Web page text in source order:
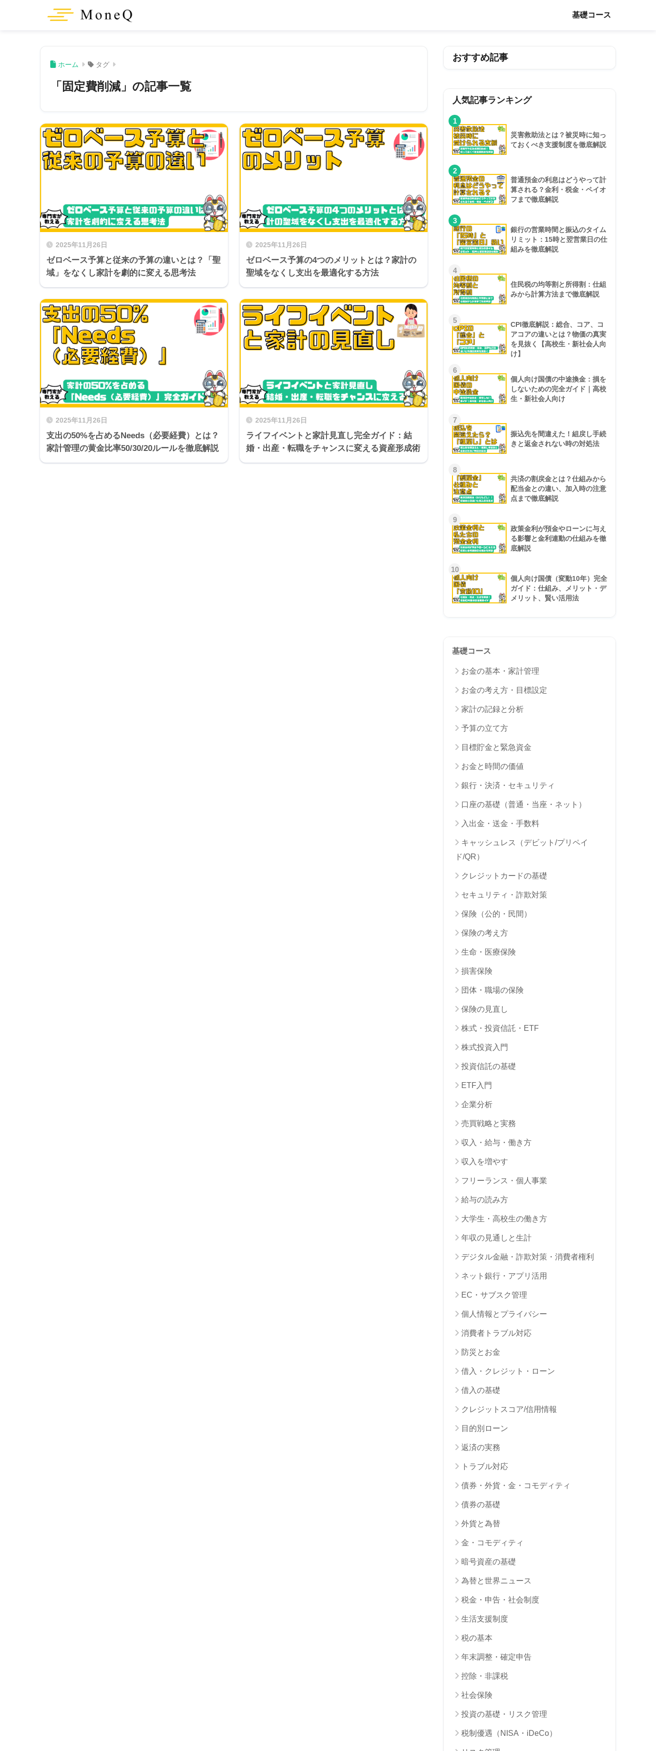
基礎コース
ホーム タグ
「固定費削減」の記事一覧
2025年11月26日
ゼロベース予算と従来の予算の違いとは？「聖
域」をなくし家計を劇的に変える思考法
2025年11月26日
ゼロベース予算の4つのメリットとは？家計の
聖域をなくし支出を最適化する方法
2025年11月26日
支出の50%を占めるNeeds（必要経費）とは？
家計管理の黄金比率50/30/20ルールを徹底解説
2025年11月26日
ライフイベントと家計見直し完全ガイド：結
婚・出産・転職をチャンスに変える資産形成術
おすすめ記事
人気記事ランキング
1
災害救助法とは？被災時に知っ
ておくべき支援制度を徹底解説
2
普通預金の利息はどうやって計
算される？金利・税金・ペイオ
フまで徹底解説
3
銀行の営業時間と振込のタイム
リミット：15時と翌営業日の仕
組みを徹底解説
4
住民税の均等割と所得割：仕組
みから計算方法まで徹底解説
5
CPI徹底解説：総合、コア、コ
アコアの違いとは？物価の真実
を見抜く【高校生・新社会人向
け】
6
個人向け国債の中途換金：損を
しないための完全ガイド｜高校
生・新社会人向け
7
振込先を間違えた！組戻し手続
きと返金されない時の対処法
8
共済の割戻金とは？仕組みから
配当金との違い、加入時の注意
点まで徹底解説
9
政策金利が預金やローンに与え
る影響と金利連動の仕組みを徹
底解説
10
個人向け国債（変動10年）完全
ガイド：仕組み、メリット・デ
メリット、賢い活用法
基礎コース
お金の基本・家計管理
お金の考え方・目標設定
家計の記録と分析
予算の立て方
目標貯金と緊急資金
お金と時間の価値
銀行・決済・セキュリティ
口座の基礎（普通・当座・ネット）
入出金・送金・手数料
キャッシュレス（デビット/プリペイ
ド/QR）
クレジットカードの基礎
セキュリティ・詐欺対策
保険（公的・民間）
保険の考え方
生命・医療保険
損害保険
団体・職場の保険
保険の見直し
株式・投資信託・ETF
株式投資入門
投資信託の基礎
ETF入門
企業分析
売買戦略と実務
収入・給与・働き方
収入を増やす
フリーランス・個人事業
給与の読み方
大学生・高校生の働き方
年収の見通しと生計
デジタル金融・詐欺対策・消費者権利
ネット銀行・アプリ活用
EC・サブスク管理
個人情報とプライバシー
消費者トラブル対応
防災とお金
借入・クレジット・ローン
借入の基礎
クレジットスコア/信用情報
目的別ローン
返済の実務
トラブル対応
債券・外貨・金・コモディティ
債券の基礎
外貨と為替
金・コモディティ
暗号資産の基礎
為替と世界ニュース
税金・申告・社会制度
生活支援制度
税の基本
年末調整・確定申告
控除・非課税
社会保険
投資の基礎・リスク管理
税制優遇（NISA・iDeCo）